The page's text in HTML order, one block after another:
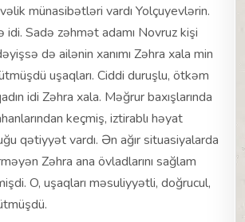
münasibətləri vardı Yolçuyevlərin.
idi. Sadə zəhmət adamı Novruz kişi
də ailənin xanımı Zəhra xala min
uşaqları. Ciddi duruşlu, ötkəm
idi Zəhra xala. Məğrur baxışlarında
keçmiş, iztirablı həyat
qətiyyət vardı. Ən ağır situasiyalarda
Zəhra ana övladlarını sağlam
O, uşaqları məsuliyyətli, doğrucul,